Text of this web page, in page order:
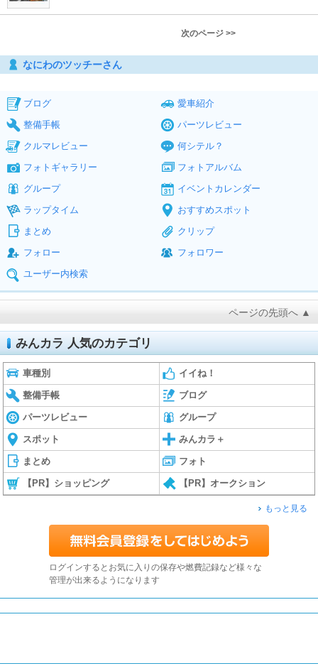
次のページ >>
なにわのツッチーさん
ブログ
愛車紹介
整備手帳
パーツレビュー
クルマレビュー
何シテル？
フォトギャラリー
フォトアルバム
グループ
イベントカレンダー
ラップタイム
おすすめスポット
まとめ
クリップ
フォロー
フォロワー
ユーザー内検索
ページの先頭へ ▲
みんカラ 人気のカテゴリ
車種別 イイね！
整備手帳 ブログ
パーツレビュー グループ
スポット みんカラ＋
まとめ フォト
【PR】ショッピング 【PR】オークション
もっと見る
ログインするとお気に入りの保存や燃費記録など様々な
管理が出来るようになります